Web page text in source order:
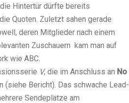
Hintertür dürfte bereits
Quoten. Zuletzt sahen gerade
deren Mitglieder nach einem
Zuschauern kam man auf
wie ABC.
V, die im Anschluss an No
Bericht). Das schwache Lead-
Sendeplätze am